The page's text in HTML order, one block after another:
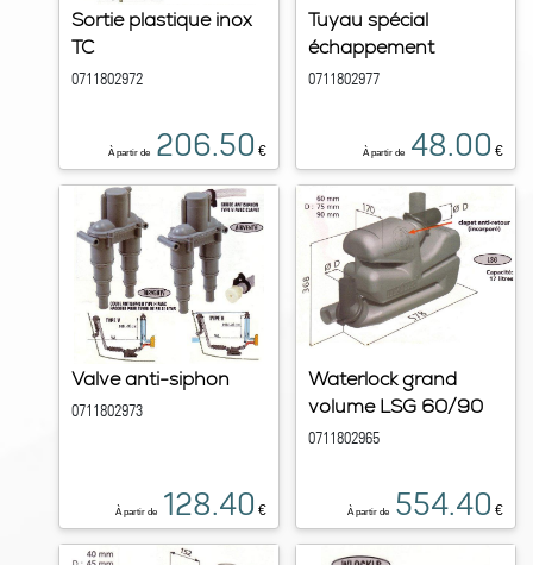
Sortie plastique inox
TC
0711802972
À partir de 206.50 €
Tuyau spécial
échappement
0711802977
À partir de 48.00 €
Valve anti-siphon
0711802973
À partir de 128.40 €
Waterlock grand
volume LSG 60/90
0711802965
À partir de 554.40 €